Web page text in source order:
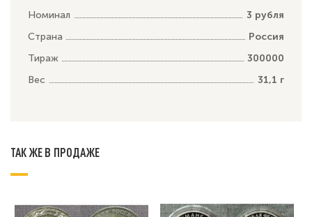
Номинал
3 рубля
Страна
Россия
Тираж
300000
Вес
31,1 г
ТАК ЖЕ В ПРОДАЖЕ